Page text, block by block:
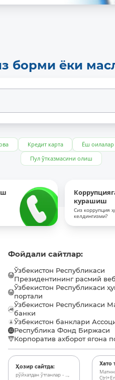
борми ёки
Кредит карта Ёш оилалар
Пул ўтказмасини олиш
курашиш
Сиз коррупция
келдингизми?
Фойдали сайтлар:
Ўзбекистон Республикаси
Президентининг расмий
Ўзбекистон Республикаси
портали
Ўзбекистон Республикаси
банки
Ўзбекистон банклари
Республика Фонд Биржаси
Корпоратив ахборот ягона
Ҳозир сайтда:
рўйхатдан ўтганлар - ...,
Хато